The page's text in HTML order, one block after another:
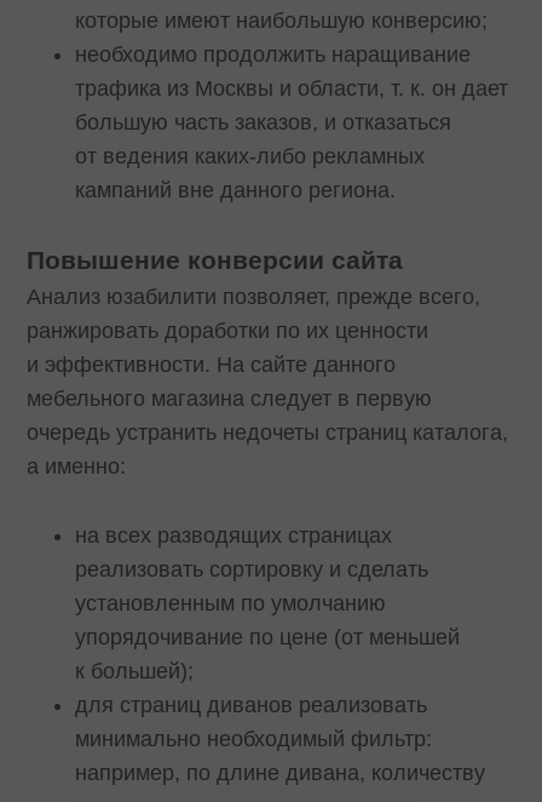
которые имеют наибольшую конверсию;
необходимо продолжить наращивание
трафика из Москвы и области, т. к. он дает
большую часть заказов, и отказаться
от ведения каких-либо рекламных
кампаний вне данного региона.
Повышение конверсии сайта
Анализ юзабилити позволяет, прежде всего,
ранжировать доработки по их ценности
и эффективности. На сайте данного
мебельного магазина следует в первую
очередь устранить недочеты страниц каталога,
а именно:
на всех разводящих страницах
реализовать сортировку и сделать
установленным по умолчанию
упорядочивание по цене (от меньшей
к большей);
для страниц диванов реализовать
минимально необходимый фильтр:
например, по длине дивана, количеству